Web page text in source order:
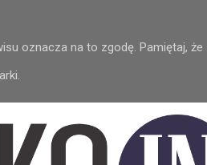
oznacza na to zgodę. Pamiętaj, że